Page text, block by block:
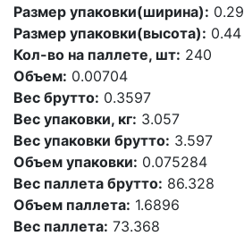
Размер упаковки(ширина): 0.29
Размер упаковки(высота): 0.44
Кол-во на паллете, шт: 240
Объем: 0.00704
Вес брутто: 0.3597
Вес упаковки, кг: 3.057
Вес упаковки брутто: 3.597
Объем упаковки: 0.075284
Вес паллета брутто: 86.328
Объем паллета: 1.6896
Вес паллета: 73.368